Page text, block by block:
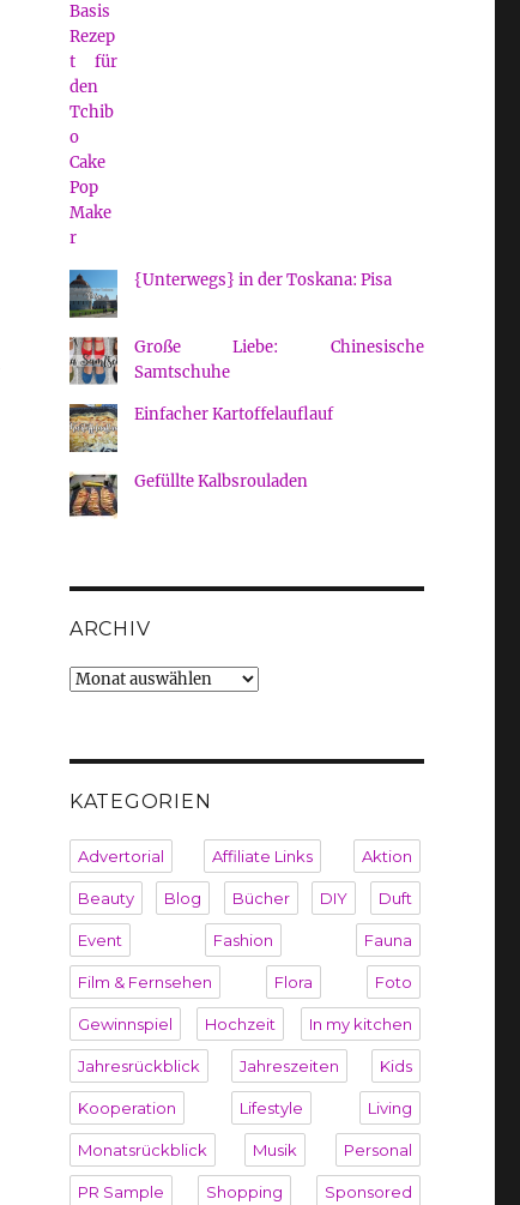
{Unterwegs} in der Toskana: Pisa
Große Liebe: Chinesische
Samtschuhe
Einfacher Kartoffelauflauf
Gefüllte Kalbsrouladen
ARCHIV
Archiv
KATEGORIEN
Advertorial Affiliate Links Aktion
Beauty Blog Bücher DIY Duft
Event Fashion Fauna
Film & Fernsehen Flora Foto
Gewinnspiel Hochzeit In my kitchen
Jahresrückblick Jahreszeiten Kids
Kooperation Lifestyle Living
Monatsrückblick Musik Personal
PR Sample Shopping Sponsored